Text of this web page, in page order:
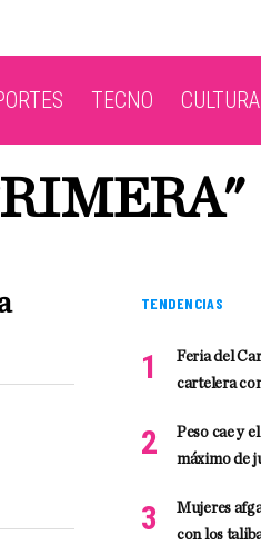
TECNO CULTURA
TENDENCIAS
Feria del
cartelera
Peso cae y
máximo de
Mujeres
con los